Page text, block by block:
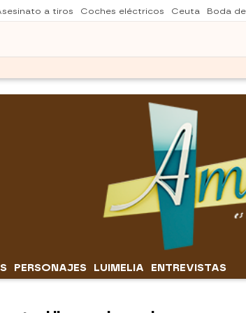
a tiros Coches eléctricos Ceuta Boda
PERSONAJES LUIMELIA ENTREVISTAS